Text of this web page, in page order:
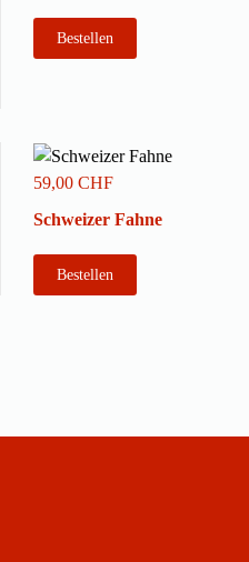
Bestellen
59,00 CHF
Schweizer Fahne
Bestellen